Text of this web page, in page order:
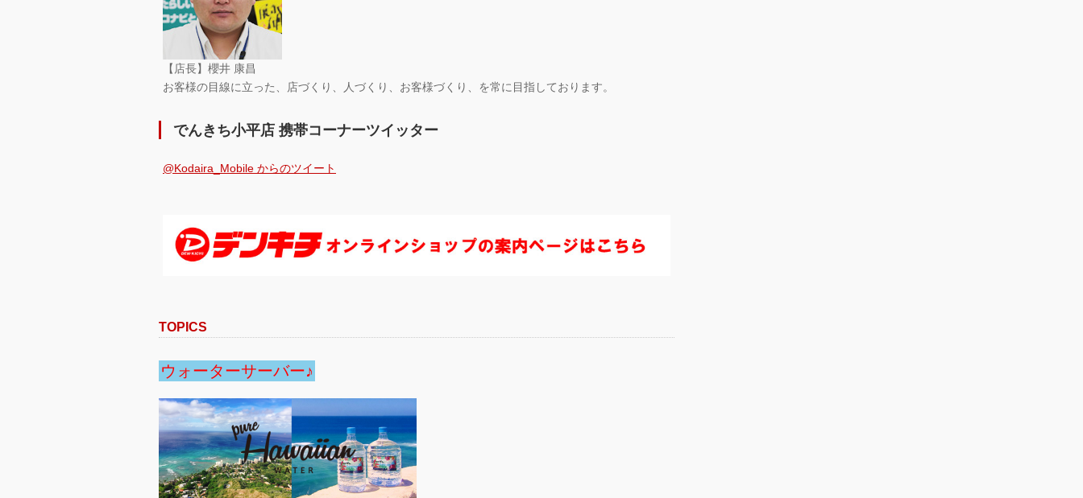
【店長】櫻井 康昌
お客様の目線に立った、店づくり、人づくり、お客様づくり、を常に目指しております。
でんきち小平店 携帯コーナーツイッター
@Kodaira_Mobile からのツイート
TOPICS
ウォーターサーバー♪